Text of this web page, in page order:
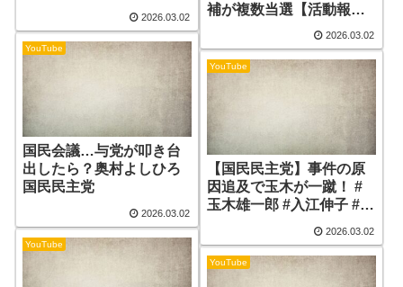
2026.03.02
補が複数当選【活動報告
２０２６年２月／参議院
議員牛田まゆ（国民民主
党）】
2026.03.02
YouTube
国民会議…与党が叩き台
出したら？奥村よしひろ
国民民主党
2026.03.02
YouTube
【国民民主党】事件の原
因追及で玉木が一蹴！ #
玉木雄一郎 #入江伸子 #国
2026.03.02
YouTube
YouTube